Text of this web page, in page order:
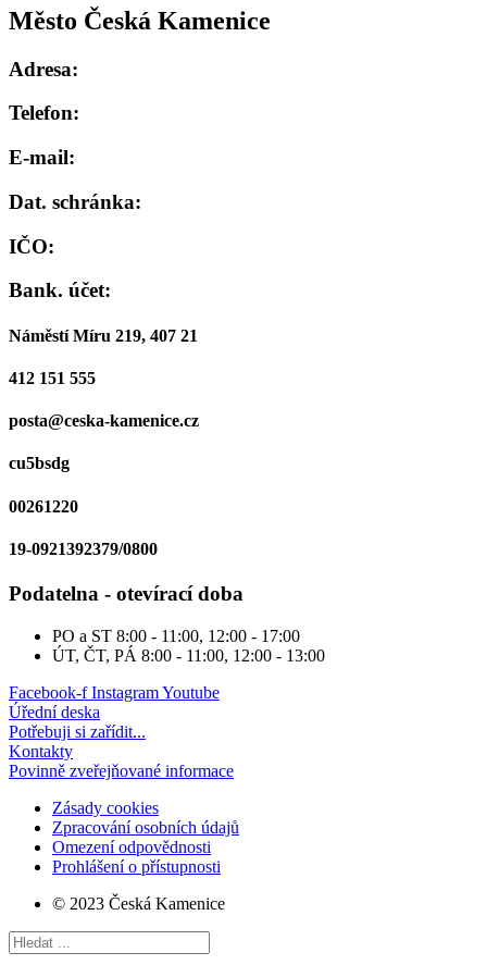
Město Česká Kamenice
Adresa:
Telefon:
E-mail:
Dat. schránka:
IČO:
Bank. účet:
Náměstí Míru 219, 407 21
412 151 555
posta@ceska-kamenice.cz
cu5bsdg
00261220
19-0921392379/0800
Podatelna - otevírací doba
PO a ST 8:00 - 11:00, 12:00 - 17:00
ÚT, ČT, PÁ 8:00 - 11:00, 12:00 - 13:00
Facebook-f InstagramYoutube
Úřední deska
Potřebuji si zařídit...
Kontakty
Povinně zveřejňované informace
Zásady cookies
Zpracování osobních údajů
Omezení odpovědnosti
Prohlášení o přístupnosti
© 2023 Česká Kamenice
Search
...